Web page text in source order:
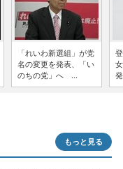
「れいわ新選組」が党
名の変更を発表、「い
のちの党」へ ...
もっと見る